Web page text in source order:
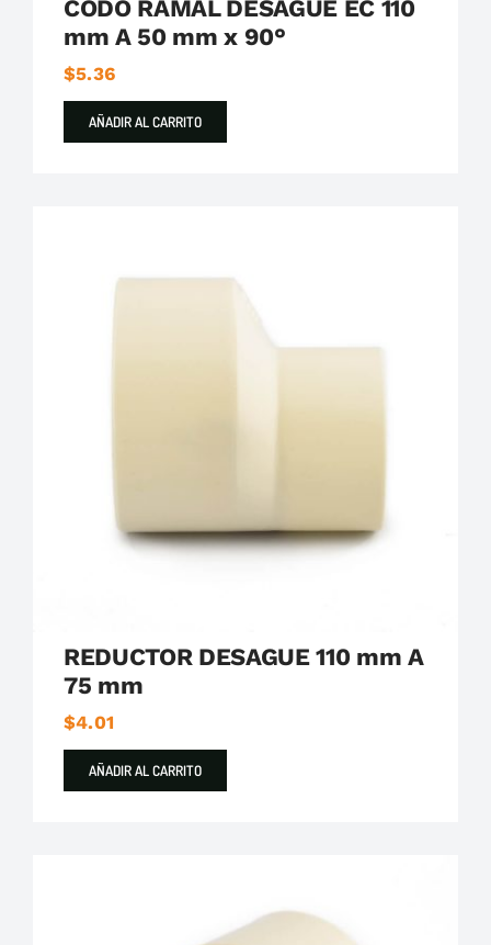
CODO RAMAL DESAGUE EC 110
mm A 50 mm x 90°
$5.36
AÑADIR AL CARRITO
REDUCTOR DESAGUE 110 mm A
75 mm
$4.01
AÑADIR AL CARRITO